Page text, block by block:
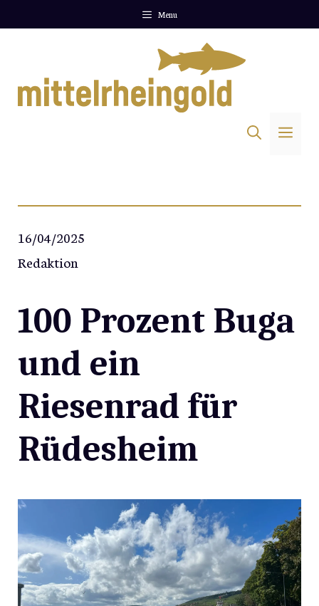
Menu
16/04/2025
Redaktion
100 Prozent Buga
und ein
Riesenrad für
Rüdesheim